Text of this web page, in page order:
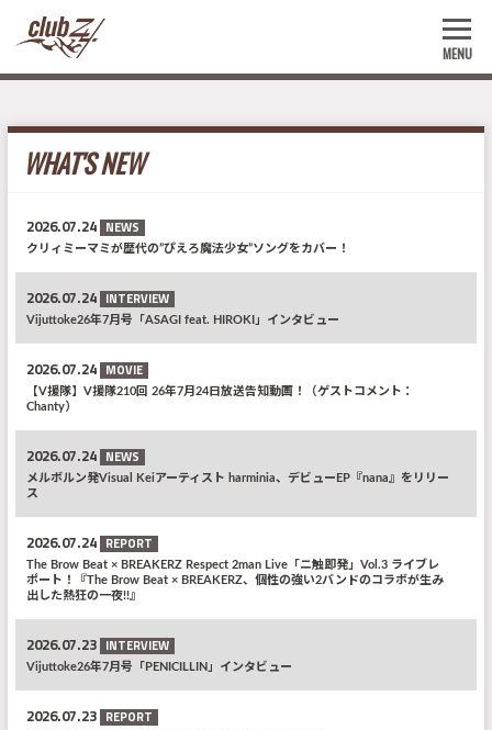
MENU
WHAT'S NEW
2026.07.24 NEWS
クリィミーマミが歴代の”ぴえろ魔法少女”ソングをカバー！
2026.07.24 INTERVIEW
Vijuttoke26年7月号「ASAGI feat. HIROKI」インタビュー
2026.07.24 MOVIE
【V援隊】V援隊210回 26年7月24日放送告知動画！（ゲストコメント：
Chanty）
2026.07.24 NEWS
メルボルン発Visual Keiアーティスト harminia、デビューEP『nana』をリリー
ス
2026.07.24 REPORT
The Brow Beat × BREAKERZ Respect 2man Live「ニ触即発」Vol.3 ライブレ
ポート！『The Brow Beat × BREAKERZ、個性の強い2バンドのコラボが生み
出した熱狂の一夜!!』
2026.07.23 INTERVIEW
Vijuttoke26年7月号「PENICILLIN」インタビュー
2026.07.23 REPORT